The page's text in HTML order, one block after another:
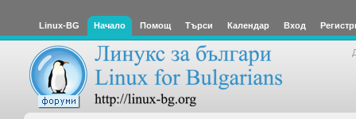
Linux-BG Начало Помощ Търси Календар Вход